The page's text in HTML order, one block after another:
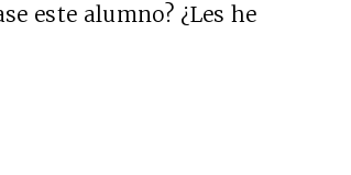
este alumno? ¿Les he
Cine desde los márgenes